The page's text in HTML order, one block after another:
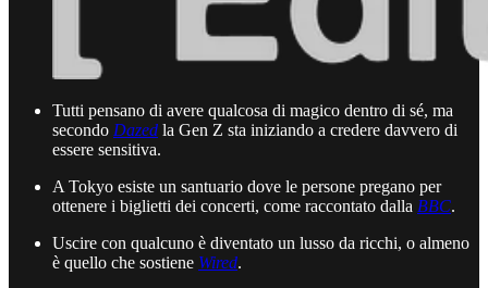
Tutti pensano di avere qualcosa di magico dentro di sé, ma
secondo Dazed la Gen Z sta iniziando a credere davvero di
essere sensitiva.
A Tokyo esiste un santuario dove le persone pregano per
ottenere i biglietti dei concerti, come raccontato dalla BBC.
Uscire con qualcuno è diventato un lusso da ricchi, o almeno
è quello che sostiene Wired.